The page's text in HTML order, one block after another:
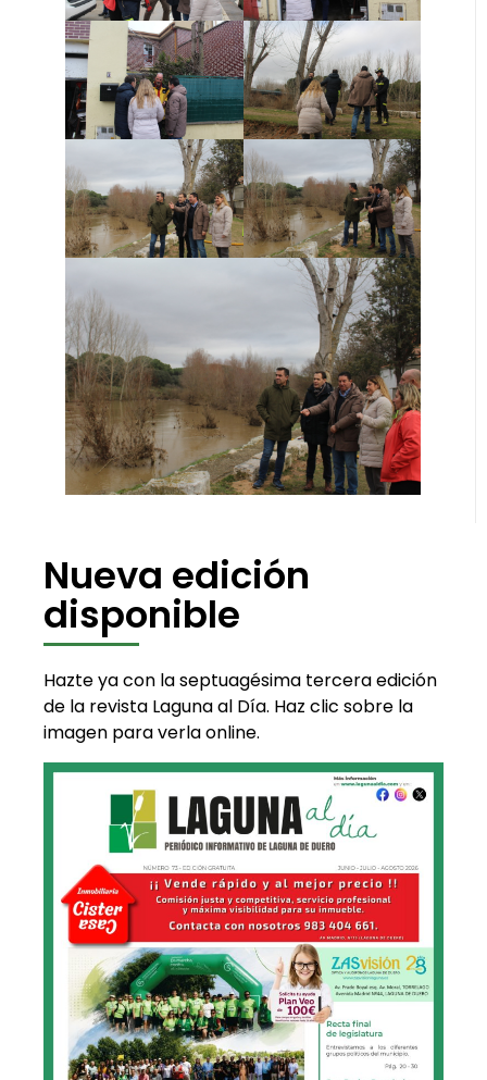
Nueva edición
disponible
Hazte ya con la septuagésima tercera edición
de la revista Laguna al Día. Haz clic sobre la
imagen para verla online.